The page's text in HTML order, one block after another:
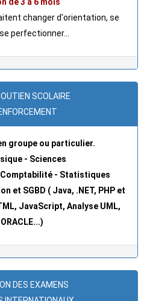
changer d'orientation, se
perfectionner...
SCOLAIRE
groupe ou particulier.
- Sciences
- Statistiques
et SGBD ( Java, .NET, PHP et
JavaScript, Analyse UML,
DES EXAMENS